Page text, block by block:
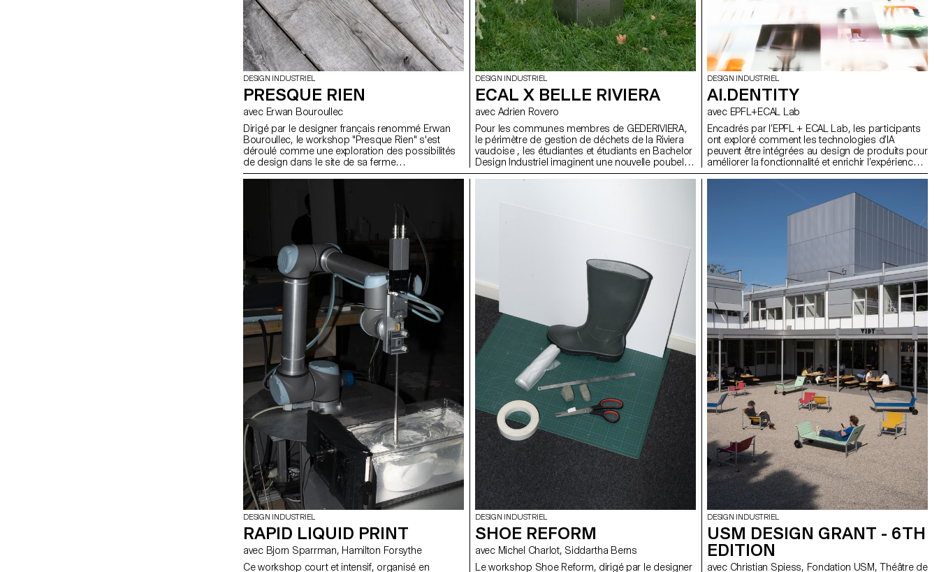
DESIGN INDUSTRIEL
PRESQUE RIEN
avec Erwan Bouroullec
Dirigé par le designer français renommé Erwan
Bouroullec, le workshop "Presque Rien" s'est
déroulé comme une exploration des possibilités
de design dans le site de sa ferme
bourguignonne récemment rénovée. Le projet
étudiants en design industriel de l'ECAL à
s'écarter des méthodes traditionnelles de
résolution de problèmes.
DESIGN INDUSTRIEL
ECAL X BELLE RIVIERA
avec Adrien Rovero
Pour les communes membres de GEDERIVIERA,
le périmètre de gestion de déchets de la Riviera
vaudoise , les étudiantes et étudiants en Bachelor
Design Industriel imaginent une nouvelle poubelle
publique.
DESIGN INDUSTRIEL
AI.DENTITY
avec EPFL+ECAL Lab
Encadrés par l’EPFL + ECAL Lab, les participants
ont exploré comment les technologies d’IA
peuvent être intégrées au design de produits pour
améliorer la fonctionnalité et enrichir l’expérience
utilisateur. Au cours de cette semaine d’atelier, les
théoriques de l’IA tout en expérimentant des
applications pratiques à travers divers cas
DESIGN INDUSTRIEL
RAPID LIQUID PRINT
avec Bjorn Sparrman, Hamilton Forsythe
Ce workshop court et intensif, organisé en
DESIGN INDUSTRIEL
SHOE REFORM
avec Michel Charlot, Siddartha Berns
Le workshop Shoe Reform, dirigé par le designer
DESIGN INDUSTRIEL
USM DESIGN GRANT - 6TH
EDITION
avec Christian Spiess, Fondation USM, Théâtre de